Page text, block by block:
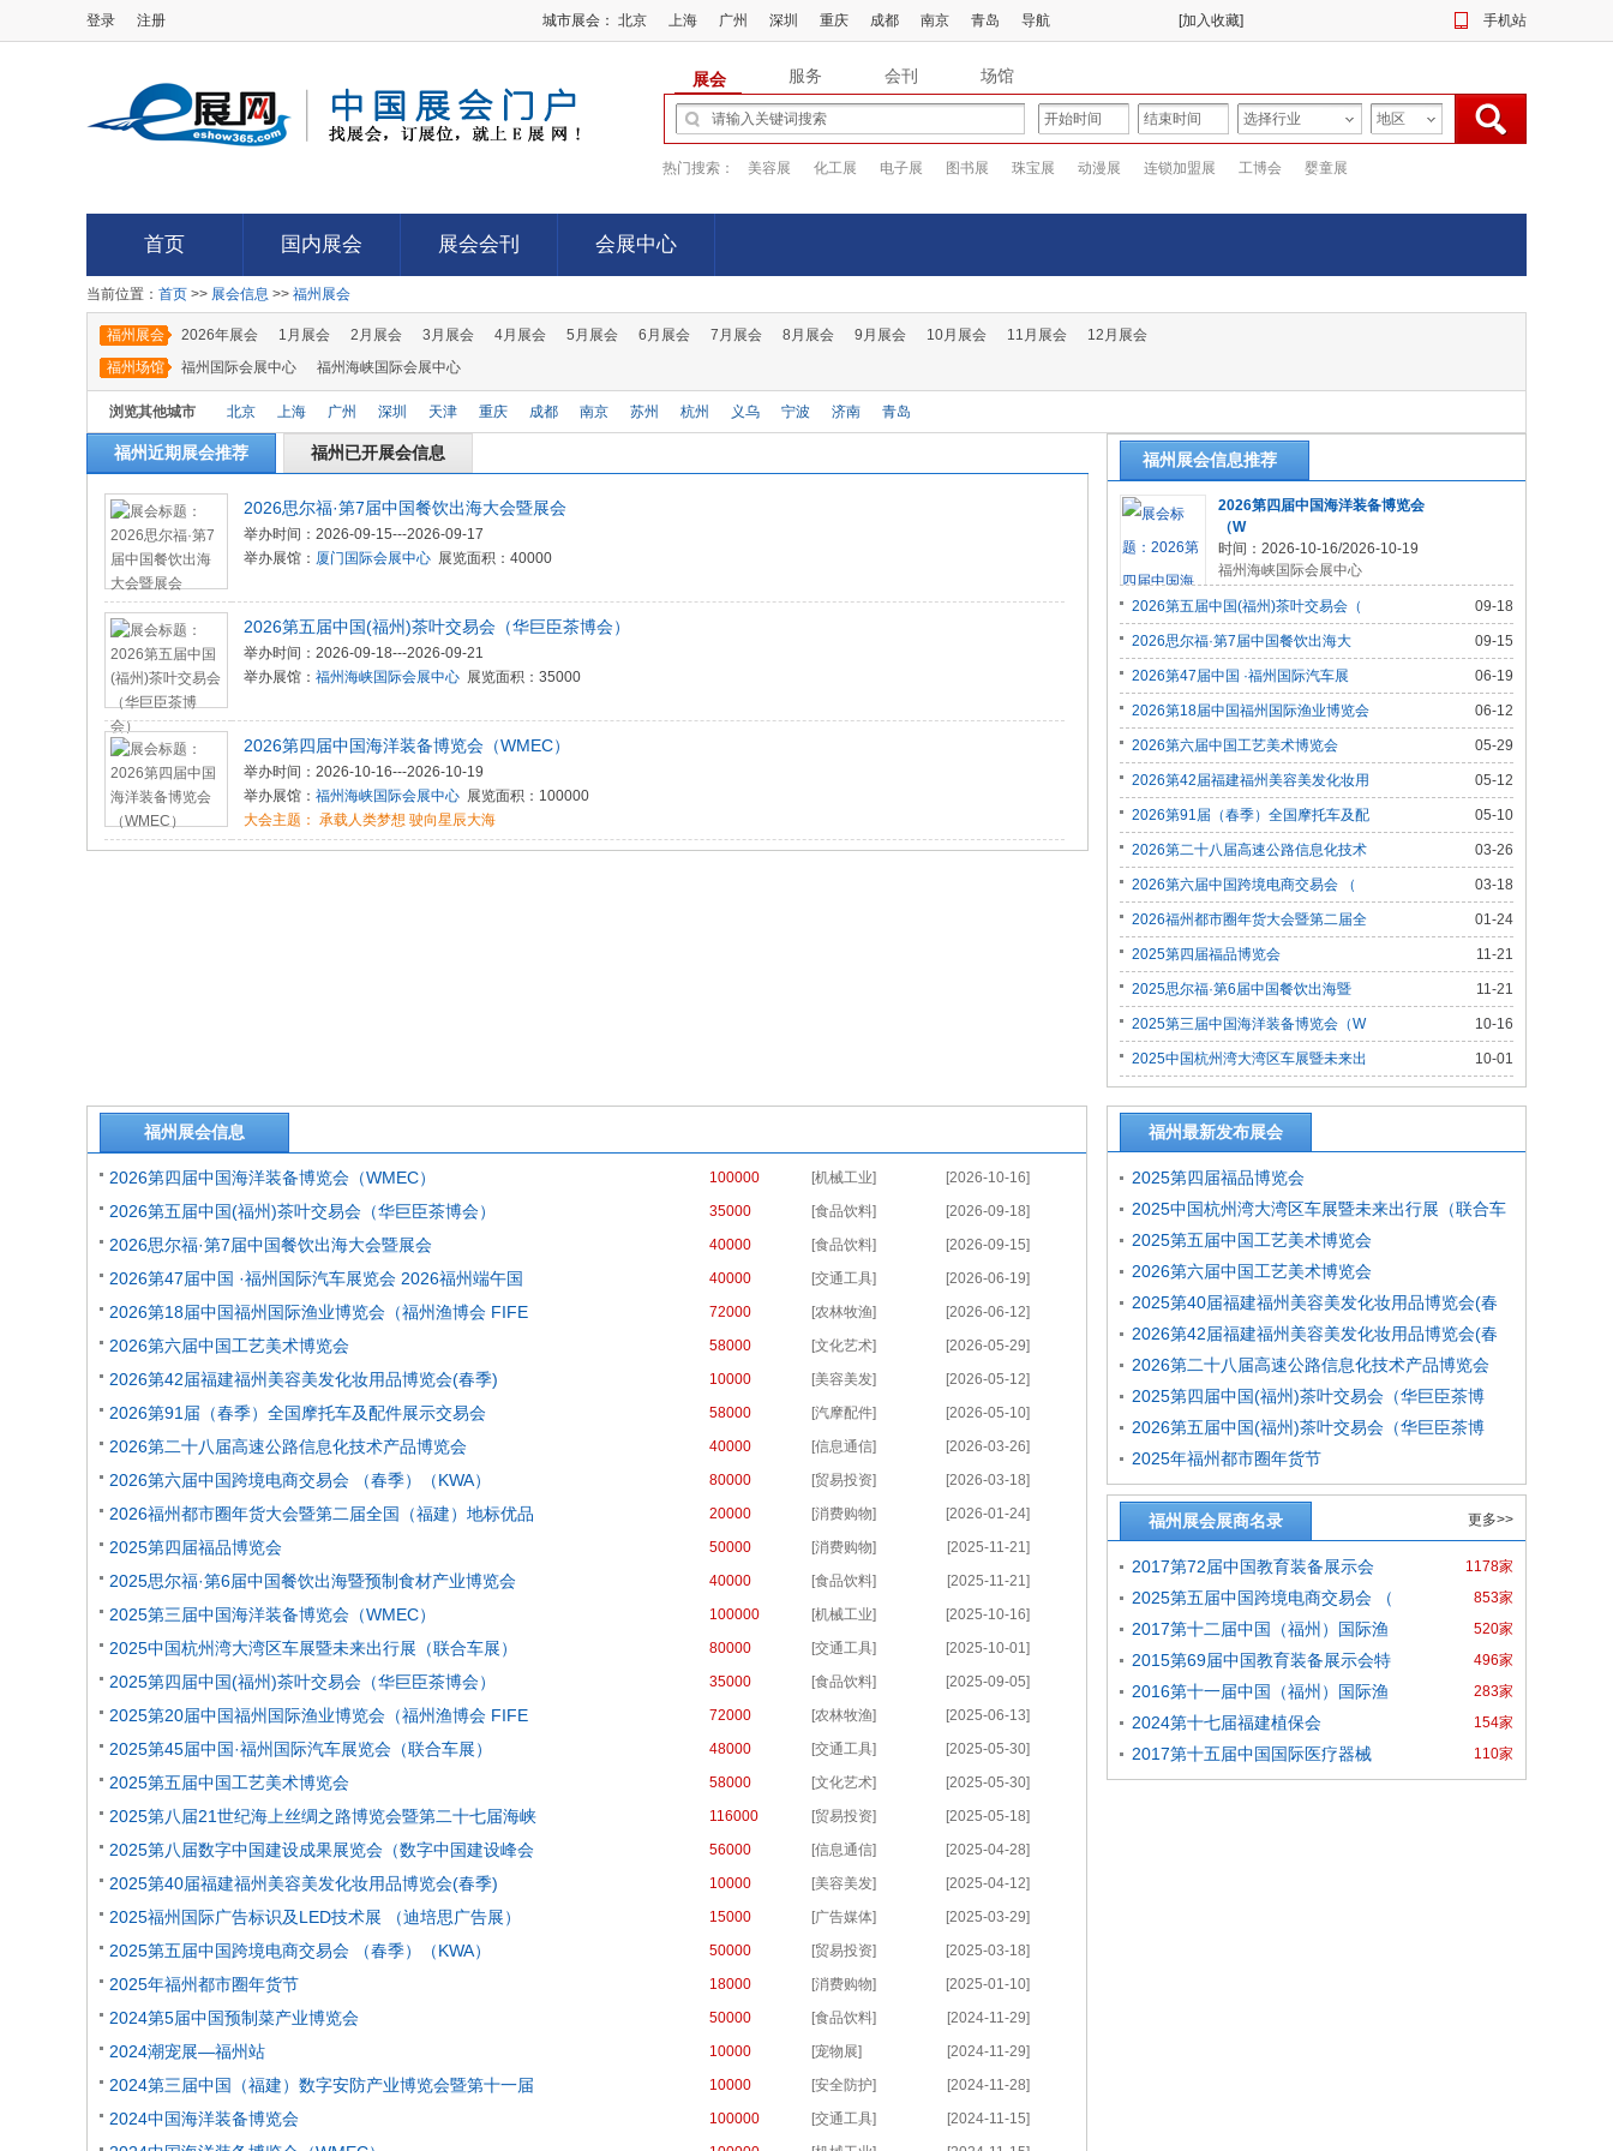
登录 注册 城市展会： 北京 上海 广州 深圳 重庆 成都 南京 青岛 导航 [加入收藏] 手机站
展会 服务 会刊 场馆
热门搜索： 美容展 化工展 电子展 图书展 珠宝展 动漫展 连锁加盟展 工博会 婴童展
首页
首页
国内展会
国内展会
展会会刊
展会会刊
会展中心
会展中心
当前位置： 首页 >> 展会信息 >> 福州展会
福州展会 2026年展会 1月展会 2月展会 3月展会 4月展会 5月展会 6月展会 7月展会 8月展会 9月展会 10月展会 11月展会
12月展会
福州场馆
福州国际会展中心 福州海峡国际会展中心
浏览其他城市 北京 上海 广州 深圳 天津 重庆 成都 南京 苏州 杭州 义乌 宁波 济南 青岛
郑州 西安 银川 兰州 武汉 香港 台
福州近期展会推荐 福州已开展会信息
2026思尔福·第7届中国餐饮出海大会暨展会
举办时间：2026-09-15---2026-09-17
举办展馆： 厦门国际会展中心 展览面积：40000
2026第五届中国(福州)茶叶交易会（华巨臣茶博会）
举办时间：2026-09-18---2026-09-21
举办展馆： 福州海峡国际会展中心 展览面积：35000
2026第四届中国海洋装备博览会（WMEC）
举办时间：2026-10-16---2026-10-19
举办展馆： 福州海峡国际会展中心 展览面积：100000
大会主题： 承载人类梦想 驶向星辰大海
福州展会信息推荐
2026第四届中国海洋装备博览会
（W
时间：2026-10-16/2026-10-19
福州海峡国际会展中心
09-18
2026第五届中国(福州)茶叶交易会（
09-15
2026思尔福·第7届中国餐饮出海大
06-19
2026第47届中国 ·福州国际汽车展
06-12
2026第18届中国福州国际渔业博览会
05-29
2026第六届中国工艺美术博览会
05-12
2026第42届福建福州美容美发化妆用
05-10
2026第91届（春季）全国摩托车及配
03-26
2026第二十八届高速公路信息化技术
03-18
2026第六届中国跨境电商交易会 （
01-24
2026福州都市圈年货大会暨第二届全
11-21
2025第四届福品博览会
11-21
2025思尔福·第6届中国餐饮出海暨
10-16
2025第三届中国海洋装备博览会（W
10-01
2025中国杭州湾大湾区车展暨未来出
福州展会信息
2026第四届中国海洋装备博览会（WMEC） 100000 [机械工业] [2026-10-16]
2026第五届中国(福州)茶叶交易会（华巨臣茶博会） 35000 [食品饮料] [2026-09-18]
2026思尔福·第7届中国餐饮出海大会暨展会 40000 [食品饮料] [2026-09-15]
2026第47届中国 ·福州国际汽车展览会 2026福州端午国 40000 [交通工具] [2026-06-19]
2026第18届中国福州国际渔业博览会（福州渔博会 FIFE 72000 [农林牧渔] [2026-06-12]
2026第六届中国工艺美术博览会 58000 [文化艺术] [2026-05-29]
2026第42届福建福州美容美发化妆用品博览会(春季) 10000 [美容美发] [2026-05-12]
2026第91届（春季）全国摩托车及配件展示交易会 58000 [汽摩配件] [2026-05-10]
2026第二十八届高速公路信息化技术产品博览会 40000 [信息通信] [2026-03-26]
2026第六届中国跨境电商交易会 （春季）（KWA） 80000 [贸易投资] [2026-03-18]
2026福州都市圈年货大会暨第二届全国（福建）地标优品 20000 [消费购物] [2026-01-24]
2025第四届福品博览会 50000 [消费购物] [2025-11-21]
2025思尔福·第6届中国餐饮出海暨预制食材产业博览会 40000 [食品饮料] [2025-11-21]
2025第三届中国海洋装备博览会（WMEC） 100000 [机械工业] [2025-10-16]
2025中国杭州湾大湾区车展暨未来出行展（联合车展） 80000 [交通工具] [2025-10-01]
2025第四届中国(福州)茶叶交易会（华巨臣茶博会） 35000 [食品饮料] [2025-09-05]
2025第20届中国福州国际渔业博览会（福州渔博会 FIFE 72000 [农林牧渔] [2025-06-13]
2025第45届中国·福州国际汽车展览会（联合车展） 48000 [交通工具] [2025-05-30]
2025第五届中国工艺美术博览会 58000 [文化艺术] [2025-05-30]
2025第八届21世纪海上丝绸之路博览会暨第二十七届海峡 116000 [贸易投资] [2025-05-18]
2025第八届数字中国建设成果展览会（数字中国建设峰会 56000 [信息通信] [2025-04-28]
2025第40届福建福州美容美发化妆用品博览会(春季) 10000 [美容美发] [2025-04-12]
2025福州国际广告标识及LED技术展 （迪培思广告展） 15000 [广告媒体] [2025-03-29]
2025第五届中国跨境电商交易会 （春季）（KWA） 50000 [贸易投资] [2025-03-18]
2025年福州都市圈年货节 18000 [消费购物] [2025-01-10]
2024第5届中国预制菜产业博览会 50000 [食品饮料] [2024-11-29]
2024潮宠展—福州站 10000 [宠物展] [2024-11-29]
2024第三届中国（福建）数字安防产业博览会暨第十一届 10000 [安全防护] [2024-11-28]
2024中国海洋装备博览会 100000 [交通工具] [2024-11-15]
福州最新发布展会
2025第四届福品博览会
2025中国杭州湾大湾区车展暨未来出行展（联合车
展）
2025第五届中国工艺美术博览会
2026第六届中国工艺美术博览会
2025第40届福建福州美容美发化妆用品博览会(春
季)
2026第42届福建福州美容美发化妆用品博览会(春
季)
2026第二十八届高速公路信息化技术产品博览会
2025第四届中国(福州)茶叶交易会（华巨臣茶博
会）
2026第五届中国(福州)茶叶交易会（华巨臣茶博
会）
2025年福州都市圈年货节
福州展会展商名录 更多>>
2017第72届中国教育装备展示会 1178家
2025第五届中国跨境电商交易会 （ 853家
2017第十二届中国（福州）国际渔
业
520家
2015第69届中国教育装备展示会特
教
496家
2016第十一届中国（福州）国际渔
业
283家
2024第十七届福建植保会 154家
2017第十五届中国国际医疗器械
（福
110家